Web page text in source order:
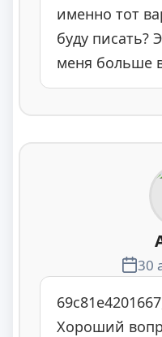
именно тот
буду писать?
меня больше
30
Хороший